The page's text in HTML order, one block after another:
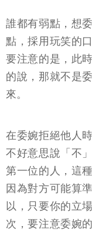
誰都有弱點，想
點，採用玩笑的
要注意的是，此
的說，那就不是
來。
在委婉拒絕他人
不好意思說「不
第一位的人，這
因為對方可能算
以，只要你的立
次，要注意委婉